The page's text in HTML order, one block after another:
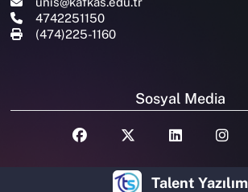
4742251150
(474)225-1160
Sosyal Media
Talent Yazılım